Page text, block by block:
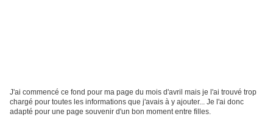
J'ai commencé ce fond pour ma page du mois d'avril mais je l'ai trouvé trop
chargé pour toutes les informations que j'avais à y ajouter... Je l'ai donc
adapté pour une page souvenir d'un bon moment entre filles.